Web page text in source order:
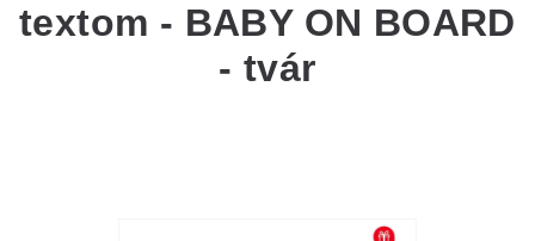
textom - BABY ON BOARD
- tvár